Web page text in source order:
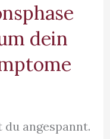
dein
angespannt.